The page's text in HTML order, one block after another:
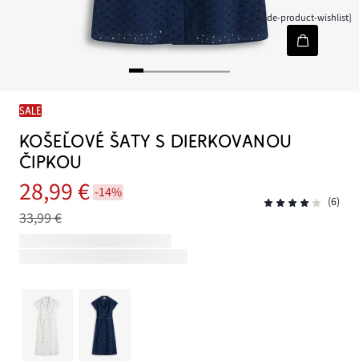
[node-product-wishlist]
SALE
KOŠEĽOVÉ ŠATY S DIERKOVANOU
ČIPKOU
28,99 € -14%
33,99 €
(6)